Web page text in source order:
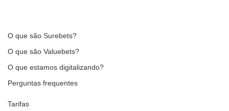
O que são Surebets?
O que são Valuebets?
O que estamos digitalizando?
Perguntas frequentes
Tarifas